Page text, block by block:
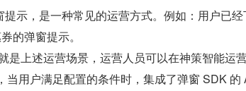
示，是一种常见的运营方式。例如：用户已
的弹窗提示。
是上述运营场景，运营人员可以在神策智能运
当用户满足配置的条件时，集成了弹窗 SDK 的